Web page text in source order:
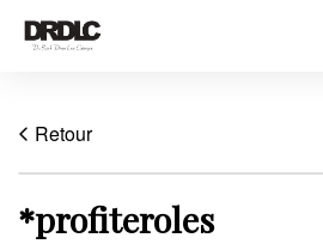
Retour
*profiteroles